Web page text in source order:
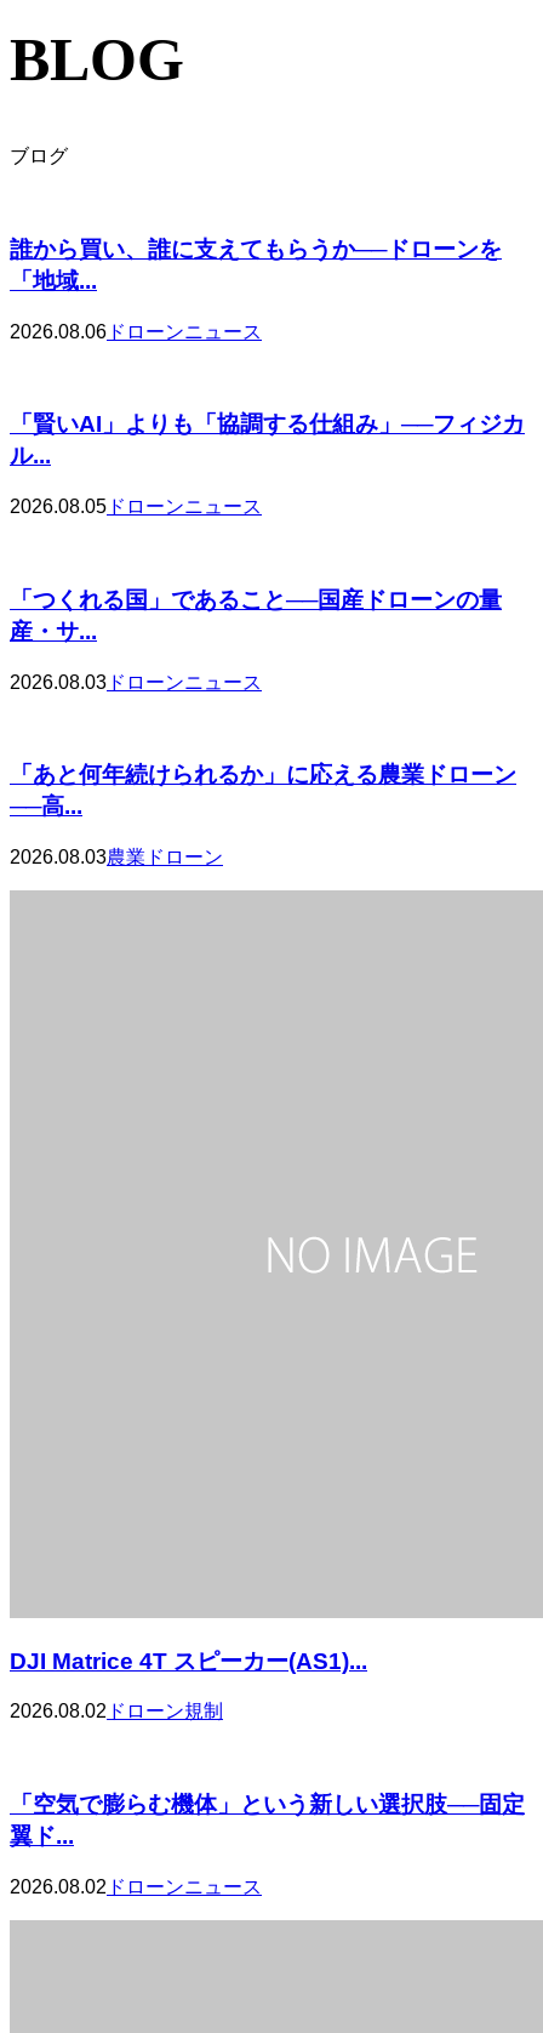
BLOG
ブログ
誰から買い、誰に支えてもらうか──ドローンを
「地域...
2026.08.06 ドローンニュース
「賢いAI」よりも「協調する仕組み」──フィジカ
ル...
2026.08.05 ドローンニュース
「つくれる国」であること──国産ドローンの量
産・サ...
2026.08.03 ドローンニュース
「あと何年続けられるか」に応える農業ドローン
──高...
2026.08.03農業ドローン
DJI Matrice 4T スピーカー(AS1)...
2026.08.02 ドローン規制
「空気で膨らむ機体」という新しい選択肢──固定
翼ド...
2026.08.02 ドローンニュース